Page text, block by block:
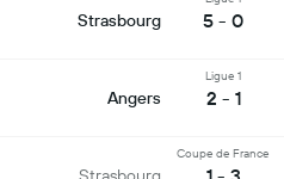
Strasbourg 5 - 0
Angers
Ligue 1
2 - 1
Coupe de France